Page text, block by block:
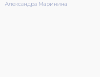
Александра Маринина